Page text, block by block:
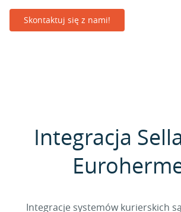
Skontaktuj się z nami!
Integracja
Integracje systemów kurierskich